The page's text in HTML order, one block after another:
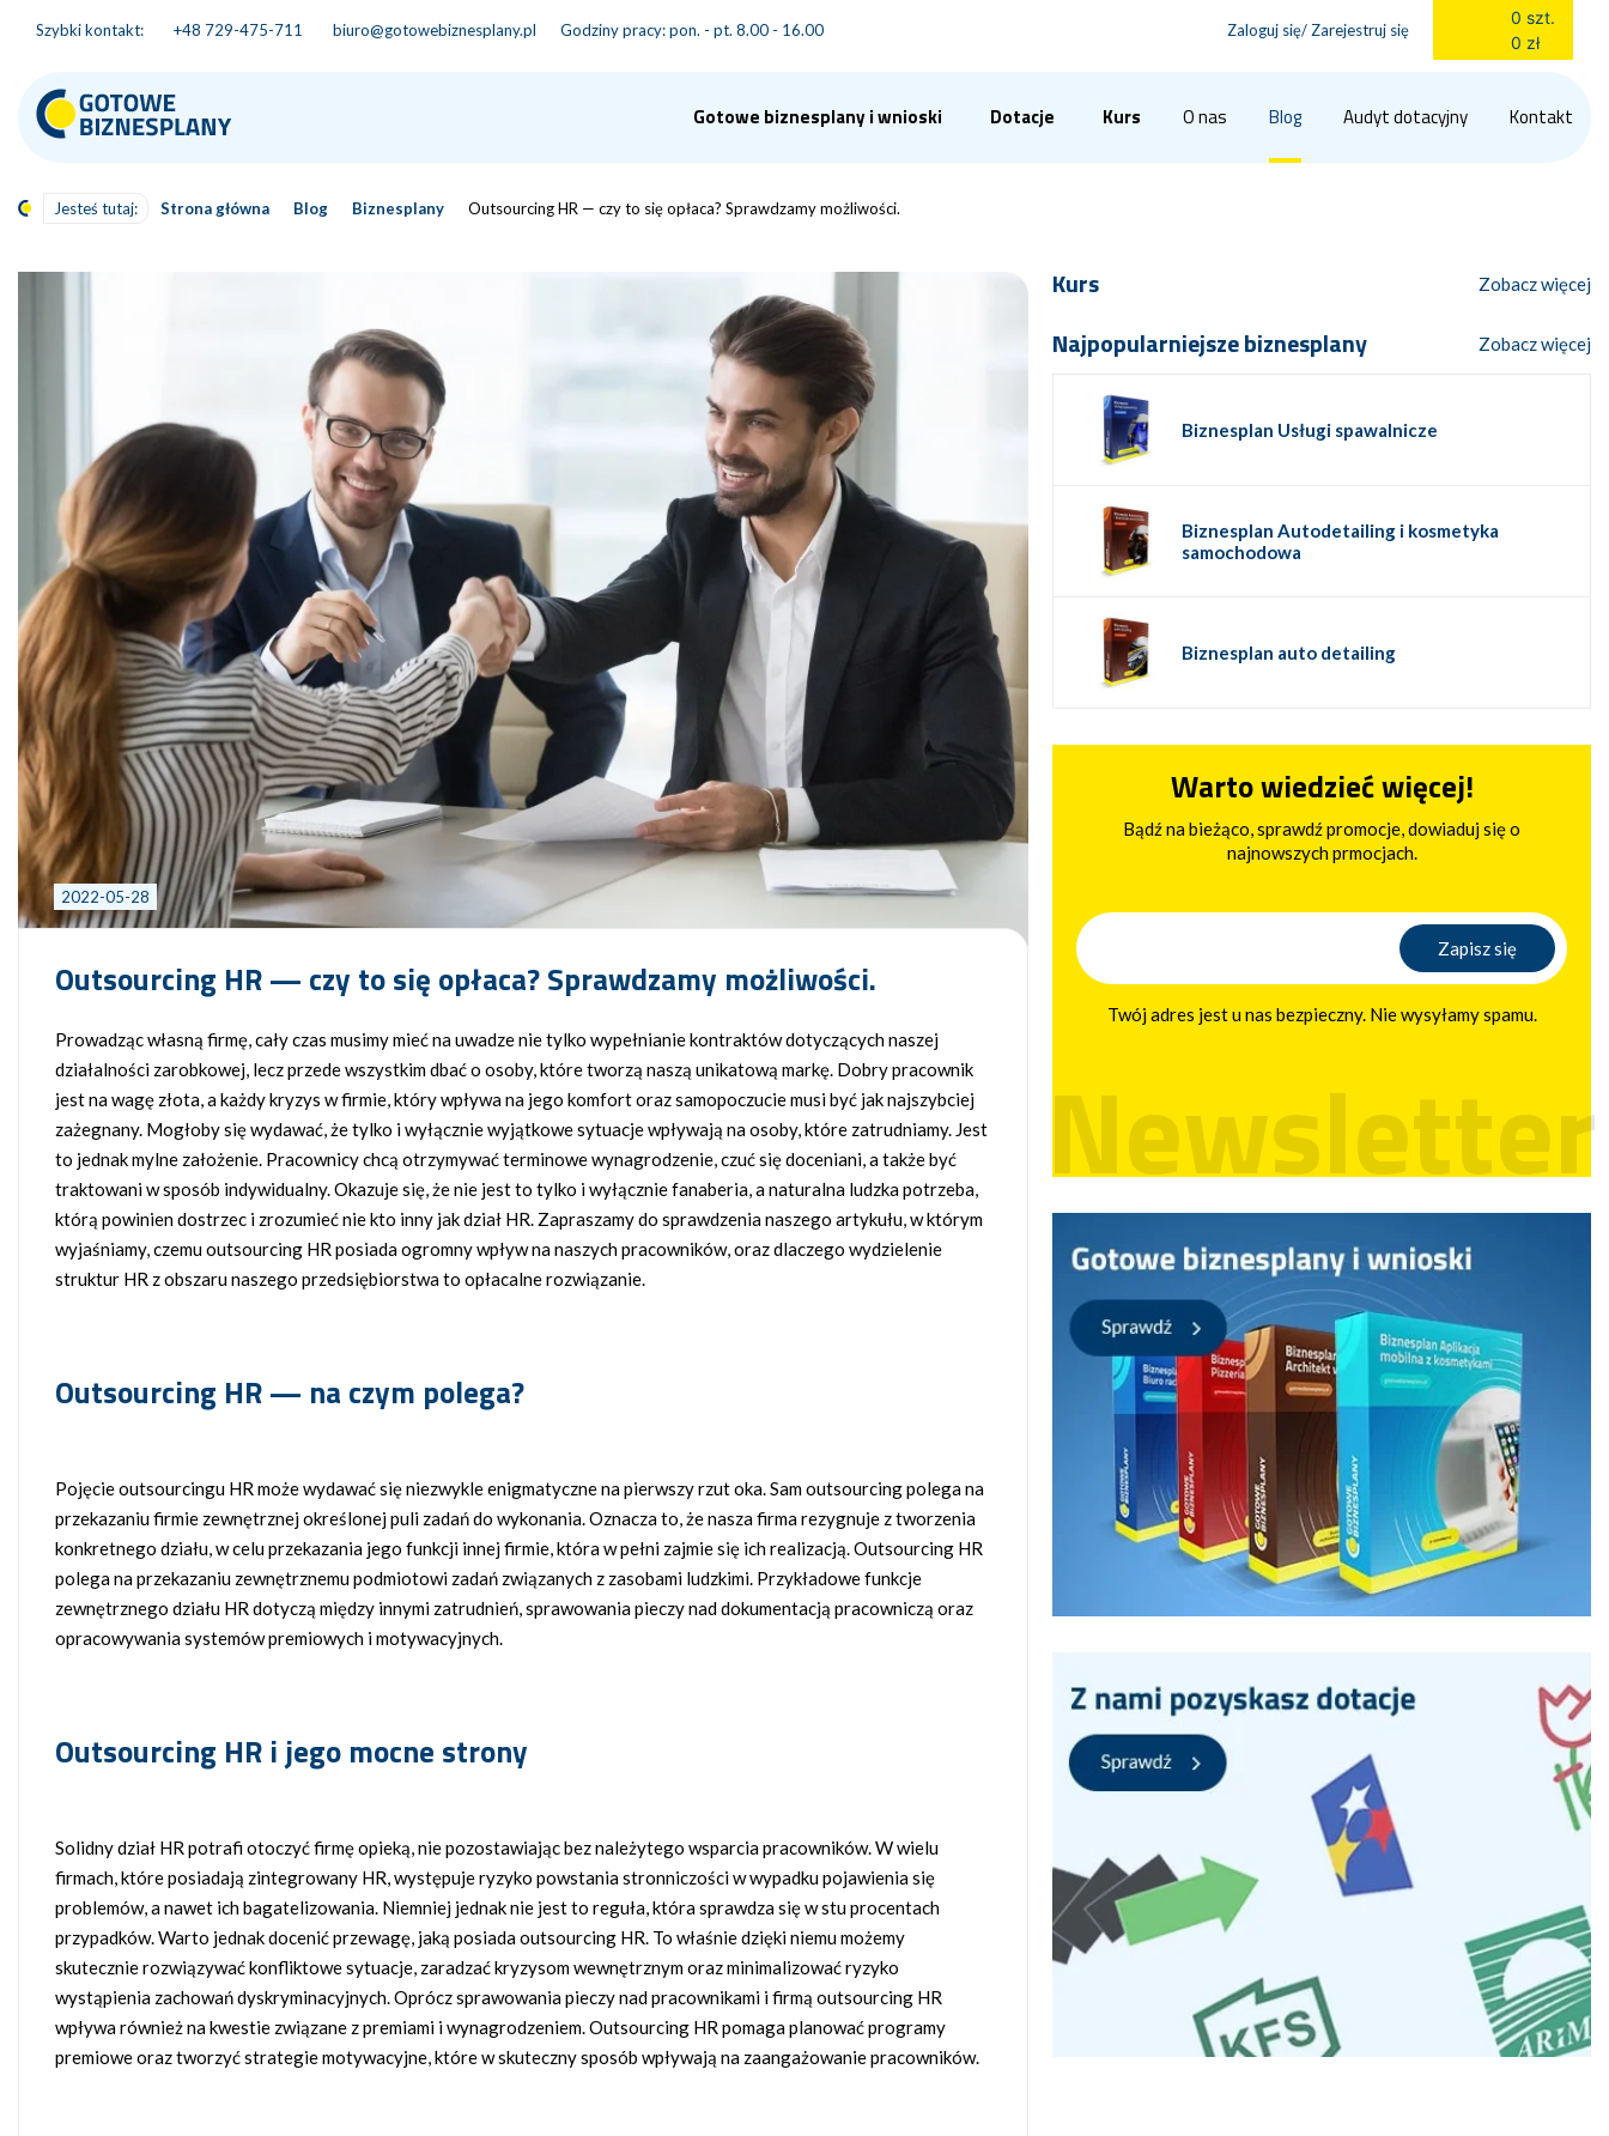
Szybki kontakt: +48 729-475-711 biuro@gotowebiznesplany.pl Godziny pracy: pon. - pt. 8.00 - 16.00 Zaloguj się/ Zarejestruj się
0 szt.
0 zł
Gotowe biznesplany i wnioski Dotacje Kurs O nas Blog Audyt dotacyjny Kontakt
Jesteś tutaj: Strona główna Blog Biznesplany Outsourcing HR — czy to się opłaca? Sprawdzamy możliwości.
2022-05-28
Outsourcing HR — czy to się opłaca? Sprawdzamy możliwości.
Prowadząc własną firmę, cały czas musimy mieć na uwadze nie tylko wypełnianie kontraktów dotyczących naszej
działalności zarobkowej, lecz przede wszystkim dbać o osoby, które tworzą naszą unikatową markę. Dobry pracownik
jest na wagę złota, a każdy kryzys w firmie, który wpływa na jego komfort oraz samopoczucie musi być jak najszybciej
zażegnany. Mogłoby się wydawać, że tylko i wyłącznie wyjątkowe sytuacje wpływają na osoby, które zatrudniamy. Jest
to jednak mylne założenie. Pracownicy chcą otrzymywać terminowe wynagrodzenie, czuć się doceniani, a także być
traktowani w sposób indywidualny. Okazuje się, że nie jest to tylko i wyłącznie fanaberia, a naturalna ludzka potrzeba,
którą powinien dostrzec i zrozumieć nie kto inny jak dział HR. Zapraszamy do sprawdzenia naszego artykułu, w którym
wyjaśniamy, czemu outsourcing HR posiada ogromny wpływ na naszych pracowników, oraz dlaczego wydzielenie
struktur HR z obszaru naszego przedsiębiorstwa to opłacalne rozwiązanie.
Outsourcing HR — na czym polega?
Pojęcie outsourcingu HR może wydawać się niezwykle enigmatyczne na pierwszy rzut oka. Sam outsourcing polega na
przekazaniu firmie zewnętrznej określonej puli zadań do wykonania. Oznacza to, że nasza firma rezygnuje z tworzenia
konkretnego działu, w celu przekazania jego funkcji innej firmie, która w pełni zajmie się ich realizacją. Outsourcing HR
polega na przekazaniu zewnętrznemu podmiotowi zadań związanych z zasobami ludzkimi. Przykładowe funkcje
zewnętrznego działu HR dotyczą między innymi zatrudnień, sprawowania pieczy nad dokumentacją pracowniczą oraz
opracowywania systemów premiowych i motywacyjnych.
Outsourcing HR i jego mocne strony
Solidny dział HR potrafi otoczyć firmę opieką, nie pozostawiając bez należytego wsparcia pracowników. W wielu
firmach, które posiadają zintegrowany HR, występuje ryzyko powstania stronniczości w wypadku pojawienia się
problemów, a nawet ich bagatelizowania. Niemniej jednak nie jest to reguła, która sprawdza się w stu procentach
przypadków. Warto jednak docenić przewagę, jaką posiada outsourcing HR. To właśnie dzięki niemu możemy
skutecznie rozwiązywać konfliktowe sytuacje, zaradzać kryzysom wewnętrznym oraz minimalizować ryzyko
wystąpienia zachowań dyskryminacyjnych. Oprócz sprawowania pieczy nad pracownikami i firmą outsourcing HR
wpływa również na kwestie związane z premiami i wynagrodzeniem. Outsourcing HR pomaga planować programy
premiowe oraz tworzyć strategie motywacyjne, które w skuteczny sposób wpływają na zaangażowanie pracowników.
Kurs Zobacz więcej
Najpopularniejsze biznesplany Zobacz więcej
Biznesplan Usługi spawalnicze
Biznesplan Autodetailing i kosmetyka
samochodowa
Biznesplan auto detailing
Warto wiedzieć więcej!
Bądź na bieżąco, sprawdź promocje, dowiaduj się o
najnowszych prmocjach.
Twój adres jest u nas bezpieczny. Nie wysyłamy spamu.
Newsletter